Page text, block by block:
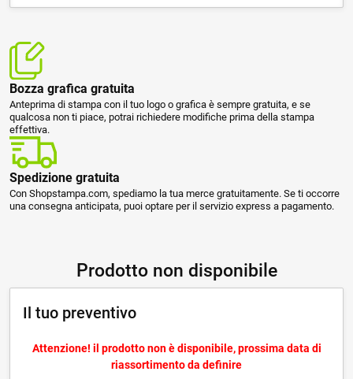
Bozza grafica gratuita
Anteprima di stampa con il tuo logo o grafica è sempre gratuita, e se
qualcosa non ti piace, potrai richiedere modifiche prima della stampa
effettiva.
Spedizione gratuita
Con Shopstampa.com, spediamo la tua merce gratuitamente. Se ti occorre
una consegna anticipata, puoi optare per il servizio express a pagamento.
Prodotto non disponibile
Il tuo preventivo
Attenzione! il prodotto non è disponibile, prossima data di
riassortimento da definire